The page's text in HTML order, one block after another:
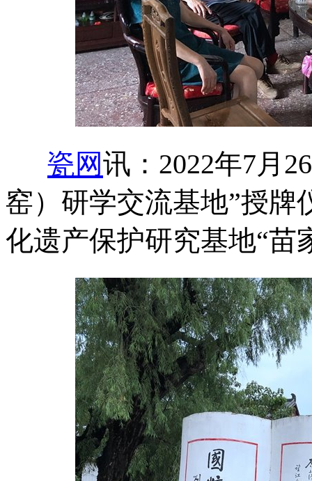
瓷网讯：2022年7月
窑）研学交流基地”授牌
化遗产保护研究基地“苗